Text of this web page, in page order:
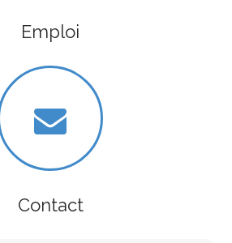
Emploi
Contact